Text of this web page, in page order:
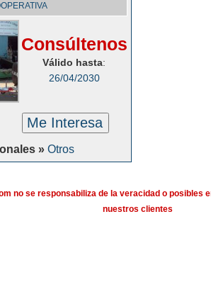
Consúltenos
Válido hasta:
26/04/2030
Me Interesa
»Otros
no se responsabiliza de la veracidad o posibles
nuestros clientes